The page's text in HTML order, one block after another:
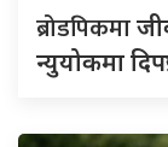
ब्रोडपिकमा
न्युयोकमा